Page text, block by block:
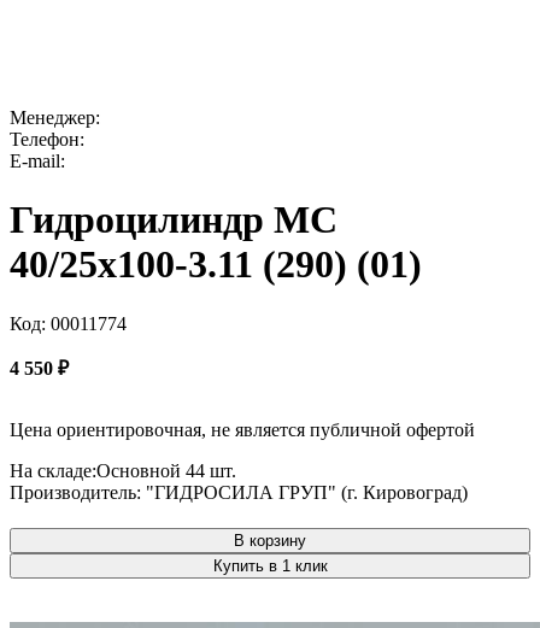
Менеджер:
Телефон:
E-mail:
Гидроцилиндр МС
40/25х100-3.11 (290) (01)
Код: 00011774
4 550 ₽
Цена ориентировочная, не является публичной офертой
На складе:Основной 44 шт.
Производитель: "ГИДРОСИЛА ГРУП" (г. Кировоград)
В корзину
Купить в 1 клик